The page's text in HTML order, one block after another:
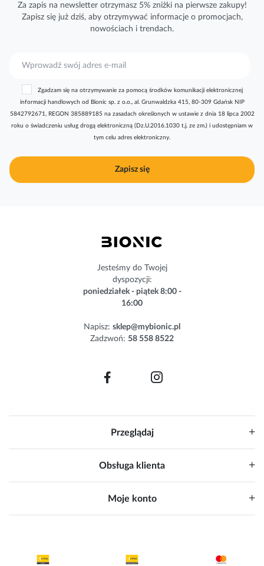
Za zapis na newsletter otrzymasz 5% zniżki na pierwsze zakupy!
Zapisz się już dziś, aby otrzymywać informacjeo promocjach,
nowościach i trendach.
r
y
j
n
Zapisz się
Zgadzam się na otrzymywanie za pomocą środków komunikacji elektronicznej
informacji handlowych od Bionic sp. z o.o., al. Grunwaldzka 415, 80-309 Gdańsk NIP
5842792671, REGON 385889185 na zasadach określonych w ustawie z dnia 18 lipca 2002
roku o świadczeniu usług drogą elektroniczną (Dz.U.2016.1030 t.j. ze zm.) i udostępniam w
tym celu adres elektroniczny.
Jesteśmy do Twojej
dyspozycji:
poniedziałek - piątek 8:00 -
16:00
Napisz: sklep@mybionic.pl
Zadzwoń: 58 558 8522
Przeglądaj
Obsługa klienta
Moje konto